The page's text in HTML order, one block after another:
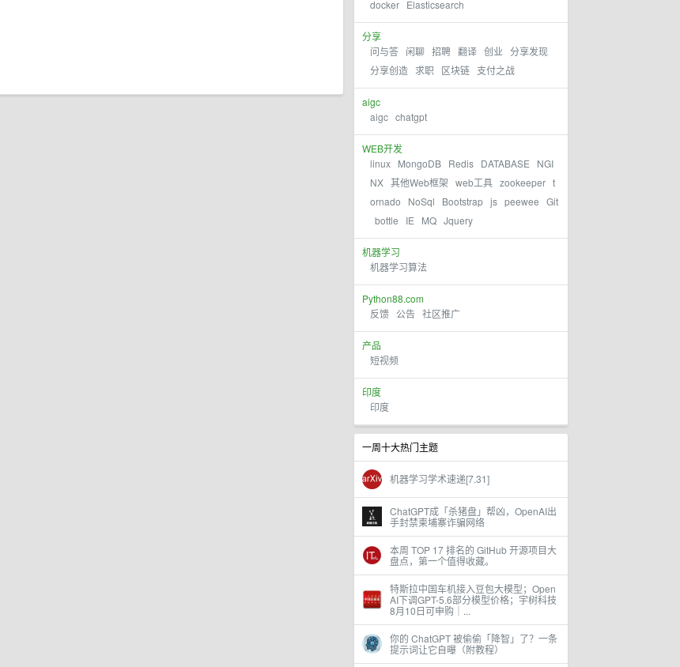
docker Elasticsearch
分享
问与答 闲聊 招聘 翻译 创业 分享发现
分享创造 求职 区块链 支付之战
aigc
aigc chatgpt
WEB开发
linux MongoDB Redis DATABASE
NGI
NX 其他Web框架 web工具 zookeeper t
ornado
NoSql Bootstrap js peewee Git
bottle
IE MQ Jquery
机器学习
机器学习算法
Python88.com
反馈 公告 社区推广
产品
短视频
印度
印度
一周十大热门主题
机器学习学术速递[7.31]
ChatGPT成「杀猪盘」帮凶，OpenAI出
手封禁柬埔寨诈骗网络
本周 TOP 17 排名的 GitHub 开源项目大
盘点，第一个值得收藏。
特斯拉中国车机接入豆包大模型；Open
AI下调GPT-5.6部分模型价格；宇树科技
8月10日可申购｜...
你的 ChatGPT 被偷偷「降智」了？一条
提示词让它自曝（附教程）